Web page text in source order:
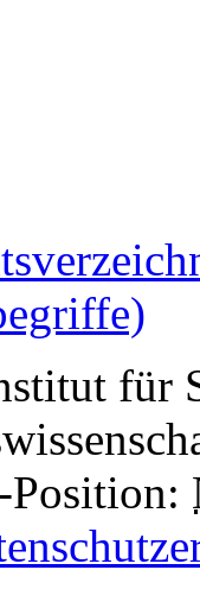
für
Position: